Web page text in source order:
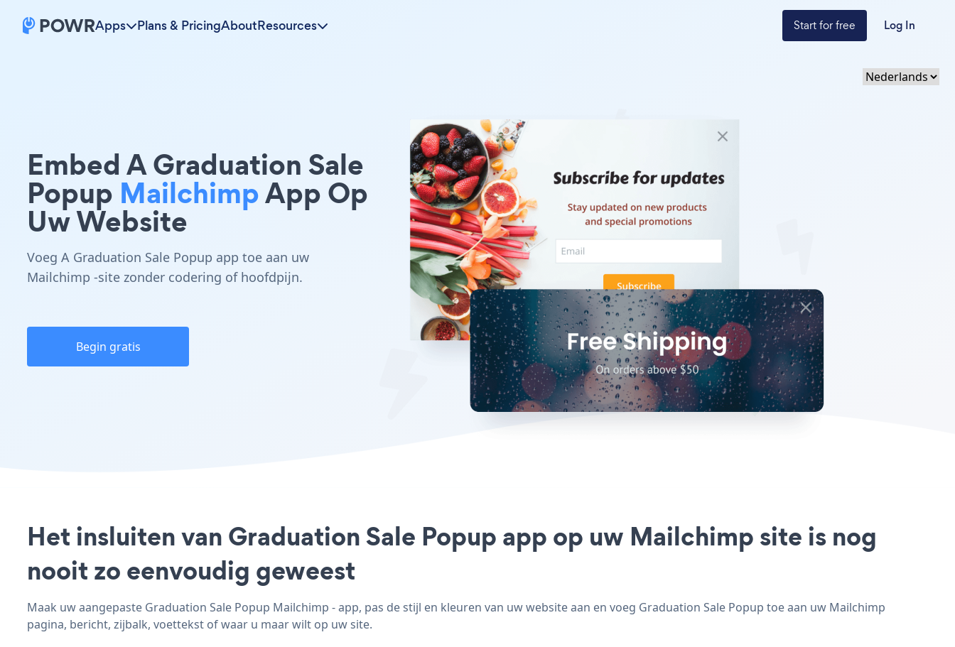
Apps Plans & PricingAboutResources Start for free Log In
Embed A Graduation Sale
Popup MailchimpApp Op
Uw Website
Voeg A Graduation Sale Popup app toe aan uw
Mailchimp -site zonder codering of hoofdpijn.
Begin gratis
Het insluiten van Graduation Sale Popup app op uw Mailchimp site is nog
nooit zo eenvoudig geweest
Maak uw aangepaste Graduation Sale Popup Mailchimp - app, pas de stijl en kleuren van uw website aan en voeg Graduation Sale Popup toe aan uw Mailchimp
pagina, bericht, zijbalk, voettekst of waar u maar wilt op uw site.